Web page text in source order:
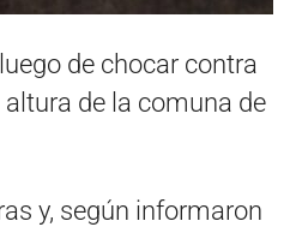
de chocar contra
de la comuna de
y, según informaron